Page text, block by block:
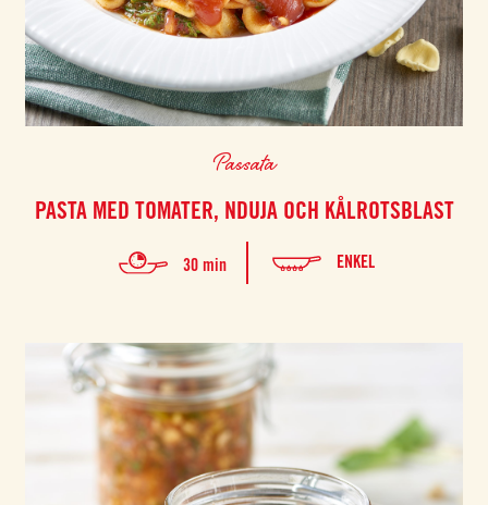
Passata
PASTA MED TOMATER, NDUJA OCH KÅLROTSBLAST
30 min ENKEL